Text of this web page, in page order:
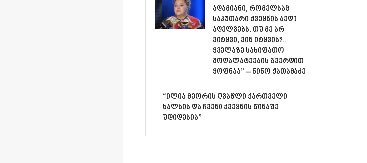
ადამიანი, რომელსაც
საკუთარი ქვეყნის ბედი
აღელვებს. თუ მე არ
ვიტყვი, ვინ იტყვის?..
ყველაზე სახიფათო
მოღალატეების გვერდით
ყოფნაა” – ნინო ქათამაძე
“ილია მეორის ღვაწლი ქართველი
ხალხის და ჩვენი ქვეყნის წინაშე
უდიდესია”